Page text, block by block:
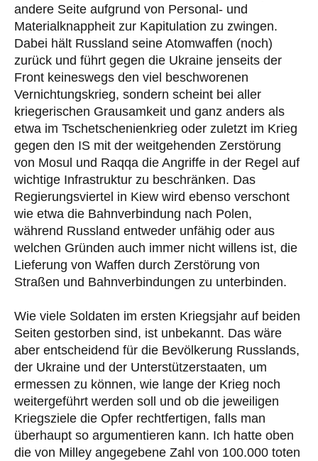
andere Seite aufgrund von Personal- und
Materialknappheit zur Kapitulation zu zwingen.
Dabei hält Russland seine Atomwaffen (noch)
zurück und führt gegen die Ukraine jenseits der
Front keineswegs den viel beschworenen
Vernichtungskrieg, sondern scheint bei aller
kriegerischen Grausamkeit und ganz anders als
etwa im Tschetschenienkrieg oder zuletzt im Krieg
gegen den IS mit der weitgehenden Zerstörung
von Mosul und Raqqa die Angriffe in der Regel auf
wichtige Infrastruktur zu beschränken. Das
Regierungsviertel in Kiew wird ebenso verschont
wie etwa die Bahnverbindung nach Polen,
während Russland entweder unfähig oder aus
welchen Gründen auch immer nicht willens ist, die
Lieferung von Waffen durch Zerstörung von
Straßen und Bahnverbindungen zu unterbinden.
Wie viele Soldaten im ersten Kriegsjahr auf beiden
Seiten gestorben sind, ist unbekannt. Das wäre
aber entscheidend für die Bevölkerung Russlands,
der Ukraine und der Unterstützerstaaten, um
ermessen zu können, wie lange der Krieg noch
weitergeführt werden soll und ob die jeweiligen
Kriegsziele die Opfer rechtfertigen, falls man
überhaupt so argumentieren kann. Ich hatte oben
die von Milley angegebene Zahl von 100.000 toten